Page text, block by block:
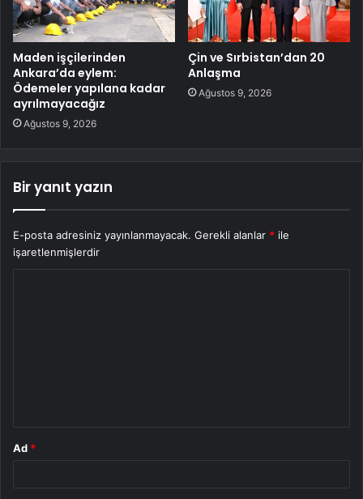
Maden işçilerinden
Ankara’da eylem:
Ödemeler yapılana kadar
ayrılmayacağız
Ağustos 9, 2026
Çin ve Sırbistan’dan 20
Anlaşma
Ağustos 9, 2026
Bir yanıt yazın
E-posta adresiniz yayınlanmayacak. Gerekli alanlar * ile
işaretlenmişlerdir
Ad *